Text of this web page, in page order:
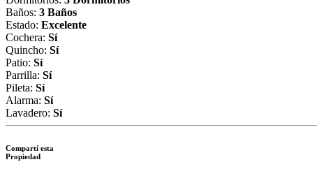
Baños: 3 Baños
Estado: Excelente
Cochera: Sí
Quincho: Sí
Patio: Sí
Parrilla: Sí
Pileta: Sí
Alarma: Sí
Lavadero: Sí
Compartí esta
Propiedad